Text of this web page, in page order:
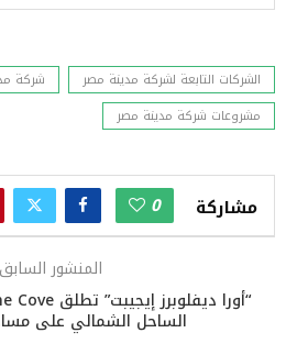
الشركات التابعة لشركة مدينة مصر
شركة
مشروعات شركة مدينة مصر
مشاركة 0
المنشور السابق
الساحل الشمالي على مساحة 71